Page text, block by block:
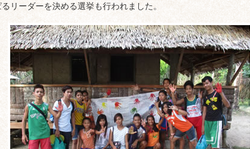
リーダーを決める選挙も行われました。